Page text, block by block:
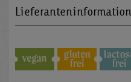
Lieferanteninformation